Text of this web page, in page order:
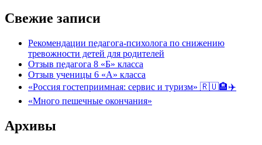
Свежие записи
Рекомендации педагога-психолога по снижению
тревожности детей для родителей
Отзыв педагога 8 «Б» класса
Отзыв ученицы 6 «А» класса
«Россия гостеприимная: сервис и туризм» 🇷🇺🏨✈️
«Много пешечные окончания»
Архивы